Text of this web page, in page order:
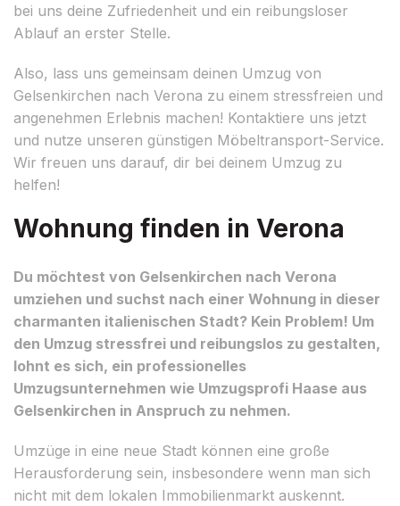
bei uns deine Zufriedenheit und ein reibungsloser
Ablauf an erster Stelle.
Also, lass uns gemeinsam deinen Umzug von
Gelsenkirchen nach Verona zu einem stressfreien und
angenehmen Erlebnis machen! Kontaktiere uns jetzt
und nutze unseren günstigen Möbeltransport-Service.
Wir freuen uns darauf, dir bei deinem Umzug zu
helfen!
Wohnung finden in Verona
Du möchtest von Gelsenkirchen nach Verona
umziehen und suchst nach einer Wohnung in dieser
charmanten italienischen Stadt? Kein Problem! Um
den Umzug stressfrei und reibungslos zu gestalten,
lohnt es sich, ein professionelles
Umzugsunternehmen wie Umzugsprofi Haase aus
Gelsenkirchen in Anspruch zu nehmen.
Umzüge in eine neue Stadt können eine große
Herausforderung sein, insbesondere wenn man sich
nicht mit dem lokalen Immobilienmarkt auskennt.